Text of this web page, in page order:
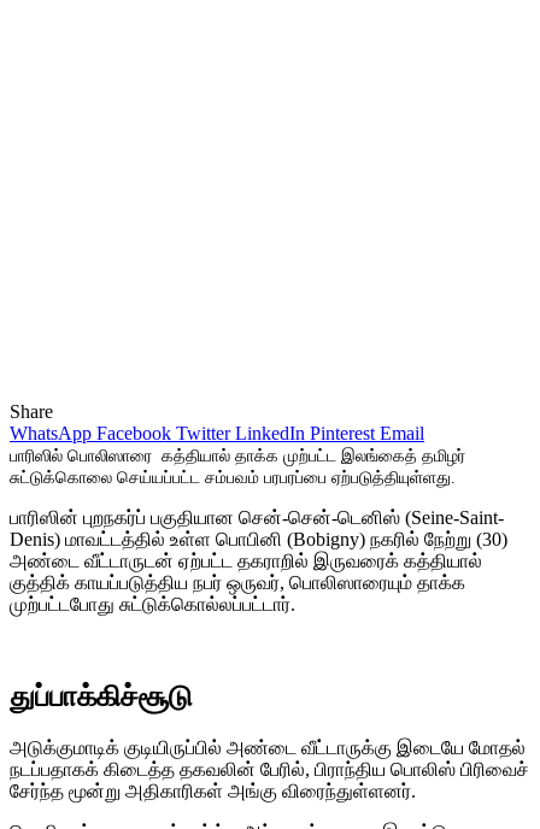
Share
WhatsApp Facebook Twitter LinkedIn Pinterest Email
பாரிஸில் பொலிஸாரை கத்தியால் தாக்க முற்பட்ட இலங்கைத் தமிழர்
சுட்டுக்கொலை செய்யப்பட்ட சம்பவம் பரபரப்பை ஏற்படுத்தியுள்ளது.
பாரிஸின் புறநகர்ப் பகுதியான சென்-சென்-டெனிஸ் (Seine-Saint-
Denis) மாவட்டத்தில் உள்ள பொபினி (Bobigny) நகரில் நேற்று (30)
அண்டை வீட்டாருடன் ஏற்பட்ட தகராறில் இருவரைக் கத்தியால்
குத்திக் காயப்படுத்திய நபர் ஒருவர், பொலிஸாரையும் தாக்க
முற்பட்டபோது சுட்டுக்கொல்லப்பட்டார்.
துப்பாக்கிச்சூடு
அடுக்குமாடிக் குடியிருப்பில் அண்டை வீட்டாருக்கு இடையே மோதல்
நடப்பதாகக் கிடைத்த தகவலின் பேரில், பிராந்திய பொலிஸ் பிரிவைச்
சேர்ந்த மூன்று அதிகாரிகள் அங்கு விரைந்துள்ளனர்.